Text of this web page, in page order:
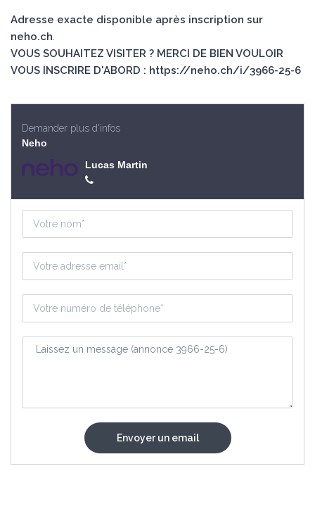
Adresse exacte disponible après inscription sur
neho.ch.
VOUS SOUHAITEZ VISITER ? MERCI DE BIEN VOULOIR
VOUS INSCRIRE D'ABORD : https://neho.ch/i/3966-25-6
Demander plus d'infos
Neho
Lucas Martin